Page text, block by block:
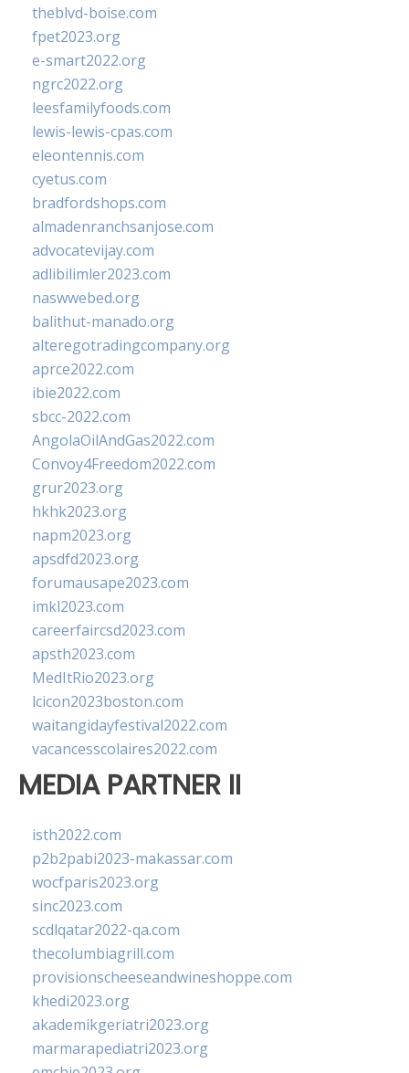
theblvd-boise.com
fpet2023.org
e-smart2022.org
ngrc2022.org
leesfamilyfoods.com
lewis-lewis-cpas.com
eleontennis.com
cyetus.com
bradfordshops.com
almadenranchsanjose.com
advocatevijay.com
adlibilimler2023.com
naswwebed.org
balithut-manado.org
alteregotradingcompany.org
aprce2022.com
ibie2022.com
sbcc-2022.com
AngolaOilAndGas2022.com
Convoy4Freedom2022.com
grur2023.org
hkhk2023.org
napm2023.org
apsdfd2023.org
forumausape2023.com
imkl2023.com
careerfaircsd2023.com
apsth2023.com
MedItRio2023.org
lcicon2023boston.com
waitangidayfestival2022.com
vacancesscolaires2022.com
MEDIA PARTNER II
isth2022.com
p2b2pabi2023-makassar.com
wocfparis2023.org
sinc2023.com
scdlqatar2022-qa.com
thecolumbiagrill.com
provisionscheeseandwineshoppe.com
khedi2023.org
akademikgeriatri2023.org
marmarapediatri2023.org